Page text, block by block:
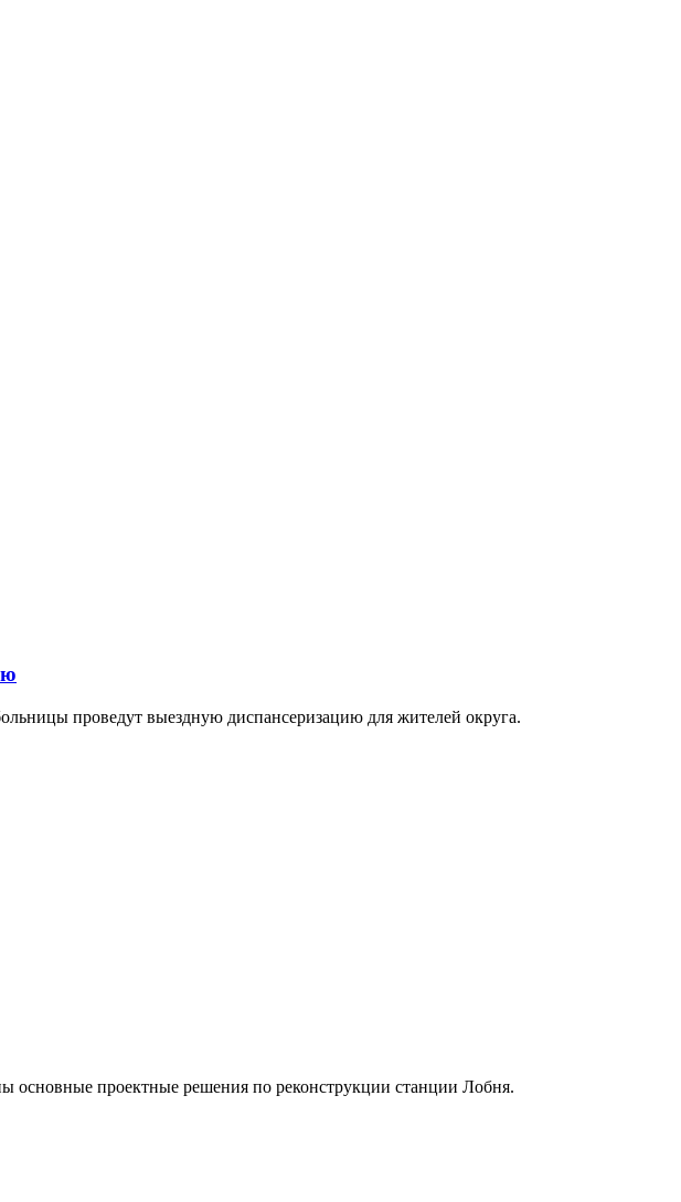
проведут выездную диспансеризацию для жителей округа.
проектные решения по реконструкции станции Лобня.